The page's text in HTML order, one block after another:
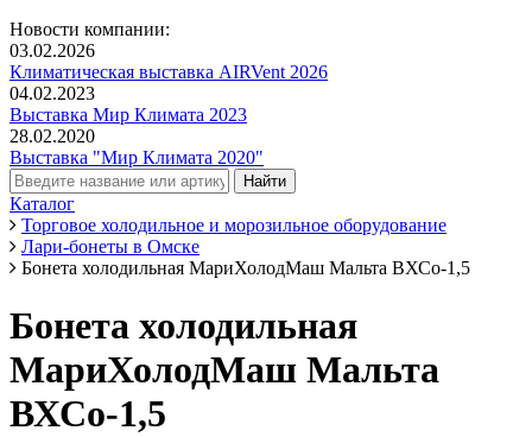
Новости компании:
03.02.2026
Климатическая выставка AIRVent 2026
04.02.2023
Выставка Мир Климата 2023
28.02.2020
Выставка "Мир Климата 2020"
Каталог
Торговое холодильное и морозильное оборудование
Лари-бонеты в Омске
Бонета холодильная МариХолодМаш Мальта ВХСо-1,5
Бонета холодильная
МариХолодМаш Мальта
ВХСо-1,5